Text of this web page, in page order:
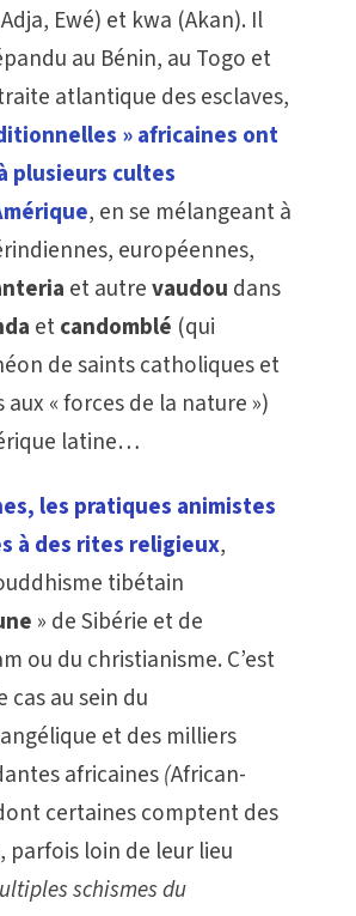
Ewé) et kwa (Akan). Il
au Bénin, au Togo et
atlantique des esclaves,
» africaines ont
plusieurs cultes
, en se mélangeant à
européennes,
et autrevaudou dans
etcandomblé (qui
de saints catholiques et
aux « forces de la nature »)
latine…
les pratiques animistes
à des rites religieux,
tibétain
» de Sibérie et de
ou du christianisme. C’est
au sein du
et des milliers
africaines(African-
certaines comptent des
parfois loin de leur lieu
schismes du